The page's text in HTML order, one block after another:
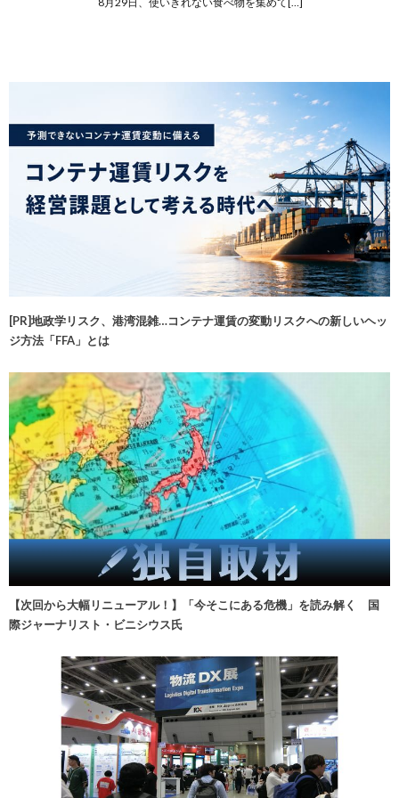
[PR]地政学リスク、港湾混雑…コンテナ運賃の変動リスクへの新しいヘッ
ジ方法「FFA」とは
【次回から大幅リニューアル！】「今そこにある危機」を読み解く 国
際ジャーナリスト・ビニシウス氏